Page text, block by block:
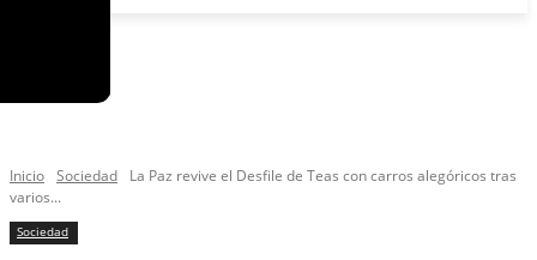
Inicio Sociedad
La Paz revive el Desfile de Teas con carros alegóricos tras
varios...
Sociedad